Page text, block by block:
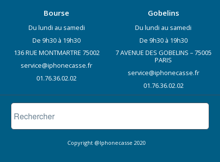
Bourse
Du lundi au samedi
De 9h30 à 19h30
136 RUE MONTMARTRE 75002
service@iphonecasse.fr
01.76.36.02.02
Gobelins
Du lundi au samedi
De 9h30 à 19h30
7 AVENUE DES GOBELINS – 75005
PARIS
service@iphonecasse.fr
01.76.36.02.02
Copyright @Iphonecasse 2020